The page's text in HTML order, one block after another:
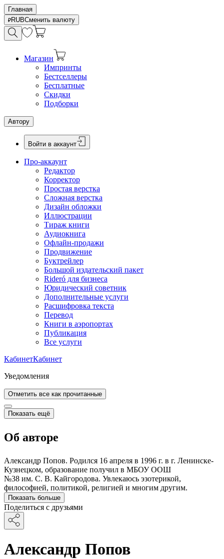
Главная
RUBСменить валюту
Магазин
Импринты
Бестселлеры
Бесплатные
Скидки
Подборки
Автору
Войти в аккаунт
Про-аккаунт
Редактор
Корректор
Простая верстка
Сложная верстка
Дизайн обложки
Иллюстрации
Тираж книги
Аудиокнига
Офлайн-продажи
Продвижение
Буктрейлер
Большой издательский пакет
Rideró для бизнеса
Юридический советник
Дополнительные услуги
Расшифровка текста
Перевод
Книги в аэропортах
Публикация
Все услуги
КабинетКабинет
Уведомления
Отметить все как прочитанные
Показать ещё
Об авторе
Александр Попов. Родился 16 апреля в 1996 г. в г. Ленинске-
Кузнецком, образование получил в МБОУ ООШ
№38 им. С. В. Кайгородова. Увлекаюсь эзотерикой,
философией, политикой, религией и многим другим.
Показать больше
Поделиться с друзьями
Александр Попов